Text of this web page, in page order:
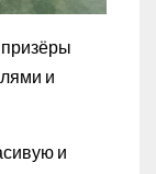
призёры
и
и